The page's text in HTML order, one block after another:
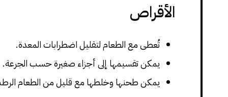
الأقراص
تُعطى مع الطعام لتقليل اضطرابات المعدة.
يمكن تقسيمها إلى أجزاء صغيرة حسب الجرعة.
يمكن طحنها وخلطها مع قليل من الطعام